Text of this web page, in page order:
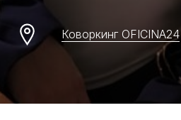
Коворкинг OFICINA24